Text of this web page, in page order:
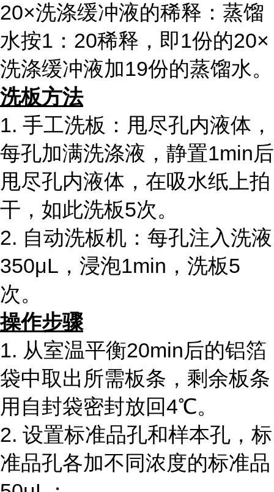
20×洗涤缓冲液的稀释：蒸馏
水按1：20稀释，即1份的20×
洗涤缓冲液加19份的蒸馏水。
洗板方法
1. 手工洗板：甩尽孔内液体，
每孔加满洗涤液，静置1min后
甩尽孔内液体，在吸水纸上拍
干，如此洗板5次。
2. 自动洗板机：每孔注入洗液
350μL，浸泡1min，洗板5
次。
操作步骤
1. 从室温平衡20min后的铝箔
袋中取出所需板条，剩余板条
用自封袋密封放回4℃。
2. 设置标准品孔和样本孔，标
准品孔各加不同浓度的标准品